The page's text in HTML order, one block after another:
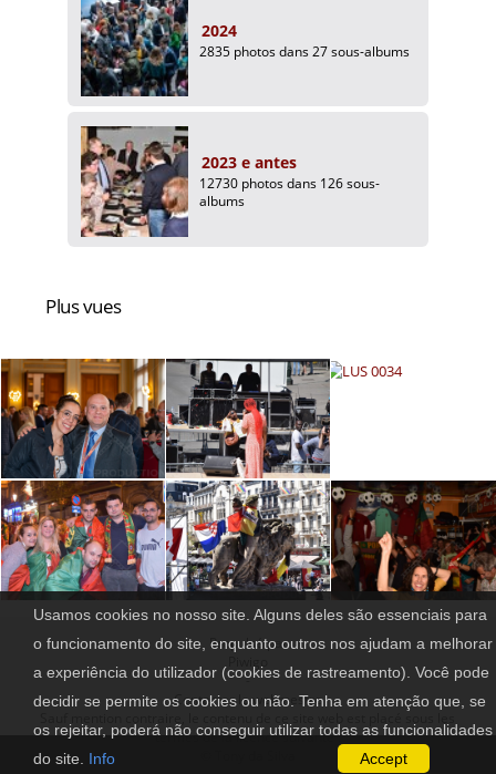
Usamos cookies no nosso site. Alguns deles são essenciais para
o funcionamento do site, enquanto outros nos ajudam a melhorar
a experiência do utilizador (cookies de rastreamento). Você pode
decidir se permite os cookies ou não. Tenha em atenção que, se
os rejeitar, poderá não conseguir utilizar todas as funcionalidades
do site. Info Accept
2024
2835 photos dans 27 sous-albums
2023 e antes
12730 photos dans 126 sous-
albums
Plus vues
Propulsé par
-
Contacter le webmestre
termes de la licence suivante :